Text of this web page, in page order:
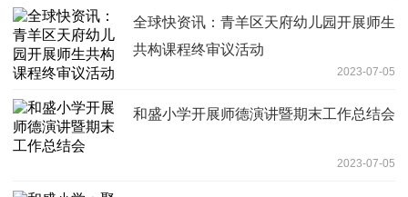
全球快资讯：青羊区天府幼儿园开展师生
共构课程终审议活动
2023-07-05
和盛小学开展师德演讲暨期末工作总结会
2023-07-05